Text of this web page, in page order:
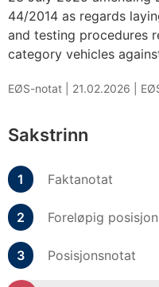
44/2014 as regards
and testing procedures
category vehicles
EØS-notat | 21.02.2026
Sakstrinn
Faktanotat
Foreløpig
Posisjonsnotat